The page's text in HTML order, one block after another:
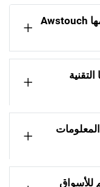
ما هي خطوط المنتجات التي تقدمها Awstouch
للأسواق